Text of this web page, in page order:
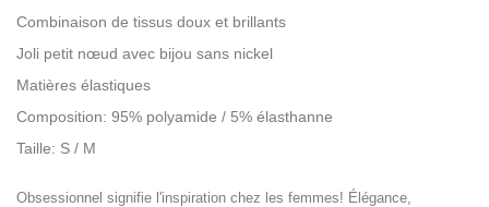
Combinaison de tissus doux et brillants
Joli petit nœud avec bijou sans nickel
Matières élastiques
Composition: 95% polyamide / 5% élasthanne
Taille: S / M
Obsessionnel signifie l'inspiration chez les femmes! Élégance,